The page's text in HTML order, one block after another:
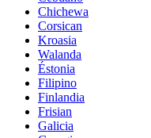
Chichewa
Corsican
Kroasia
Walanda
Éstonia
Filipino
Finlandia
Frisian
Galicia